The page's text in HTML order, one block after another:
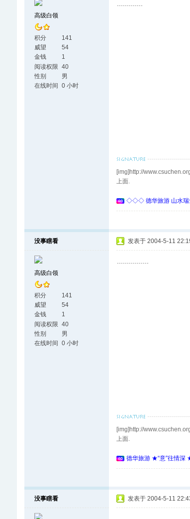
高级白领
积分
141
威望
54
金钱
1
阅读权限 40
性别
男
在线时间
0 小时
[img]http://
上面.
◇◇◇ 德华旅游 山水瑞
没事瞎看
高级白领
积分
141
威望
54
金钱
1
阅读权限 40
性别
男
在线时间
0 小时
发表于 2004-5-11
[img]http://
上面.
德华旅游 ★“意”往情深
没事瞎看 发表于 2004-5-11